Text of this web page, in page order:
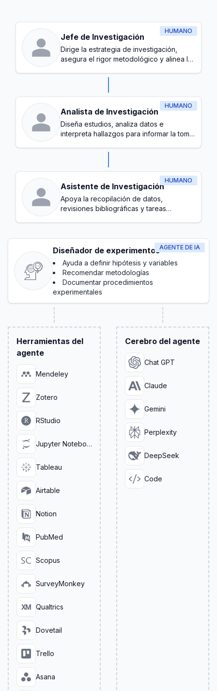
HUMANO
Jefe de Investigación
Dirige la estrategia de investigación,
asegura el rigor metodológico y alinea las
objetivos organizacionales
HUMANO
Analista de Investigación
Diseña estudios, analiza datos e
interpreta hallazgos para informar la toma
HUMANO
Asistente de Investigación
Apoya la recopilación de datos,
revisiones bibliográficas y tareas
AGENTE DE IA
Diseñador de experimentos
Ayuda a definir hipótesis y variables
Recomendar metodologías
Documentar procedimientos
experimentales
Herramientas del
agente
Mendeley
Zotero
RStudio
Jupyter Notebook
Tableau
Airtable
Notion
PubMed
Scopus
SurveyMonkey
Qualtrics
Dovetail
Trello
Asana
Cerebro del agente
Chat GPT
Claude
Gemini
Perplexity
DeepSeek
Code